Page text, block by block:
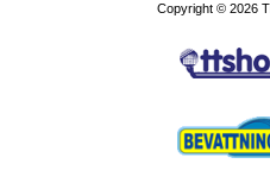
Copyright © 2026